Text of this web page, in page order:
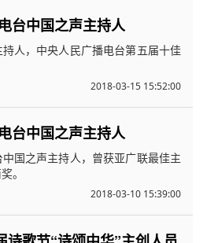
台中国之声主持人
人，中央人民广播电台第五届十佳
2018-03-15 15:52:00
台中国之声主持人
国之声主持人，曾获亚广联最佳主
。
2018-03-10 15:39:00